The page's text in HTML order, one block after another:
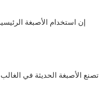
إن استخدام الأصبغة
تصنع الأصبغة الحديثة في